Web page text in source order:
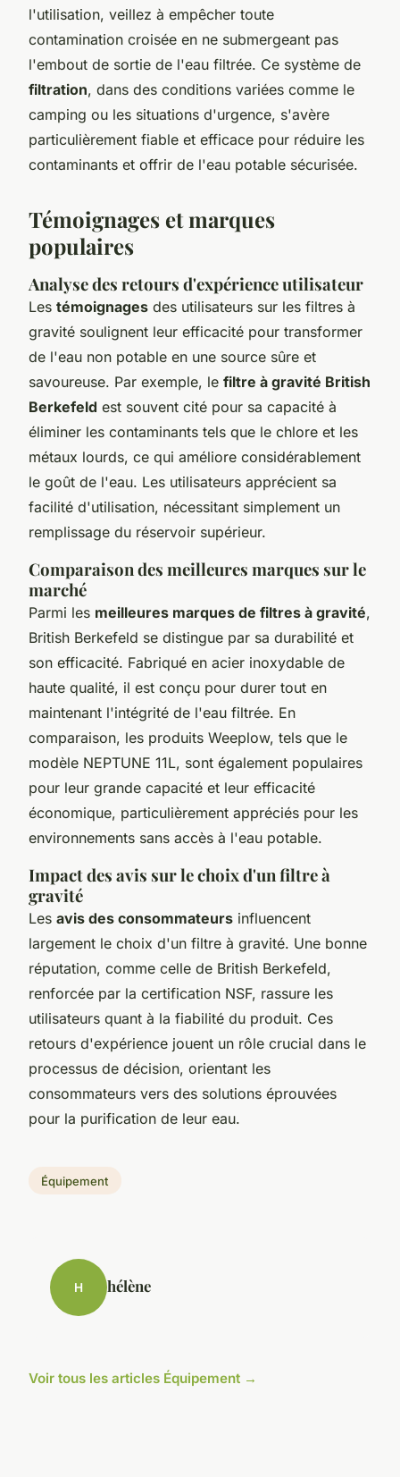
l'utilisation, veillez à empêcher toute
contamination croisée en ne submergeant pas
l'embout de sortie de l'eau filtrée. Ce système de
filtration, dans des conditions variées comme le
camping ou les situations d'urgence, s'avère
particulièrement fiable et efficace pour réduire les
contaminants et offrir de l'eau potable sécurisée.
Témoignages et marques
populaires
Analyse des retours d'expérience utilisateur
Les témoignages des utilisateurs sur les filtres à
gravité soulignent leur efficacité pour transformer
de l'eau non potable en une source sûre et
savoureuse. Par exemple, le filtre à gravité British
Berkefeld est souvent cité pour sa capacité à
éliminer les contaminants tels que le chlore et les
métaux lourds, ce qui améliore considérablement
le goût de l'eau. Les utilisateurs apprécient sa
facilité d'utilisation, nécessitant simplement un
remplissage du réservoir supérieur.
Comparaison des meilleures marques sur le
marché
Parmi les meilleures marques de filtres à gravité,
British Berkefeld se distingue par sa durabilité et
son efficacité. Fabriqué en acier inoxydable de
haute qualité, il est conçu pour durer tout en
maintenant l'intégrité de l'eau filtrée. En
comparaison, les produits Weeplow, tels que le
modèle NEPTUNE 11L, sont également populaires
pour leur grande capacité et leur efficacité
économique, particulièrement appréciés pour les
environnements sans accès à l'eau potable.
Impact des avis sur le choix d'un filtre à
gravité
Les avis des consommateurs influencent
largement le choix d'un filtre à gravité. Une bonne
réputation, comme celle de British Berkefeld,
renforcée par la certification NSF, rassure les
utilisateurs quant à la fiabilité du produit. Ces
retours d'expérience jouent un rôle crucial dans le
processus de décision, orientant les
consommateurs vers des solutions éprouvées
pour la purification de leur eau.
Équipement
H hélène
Voir tous les articles Équipement →